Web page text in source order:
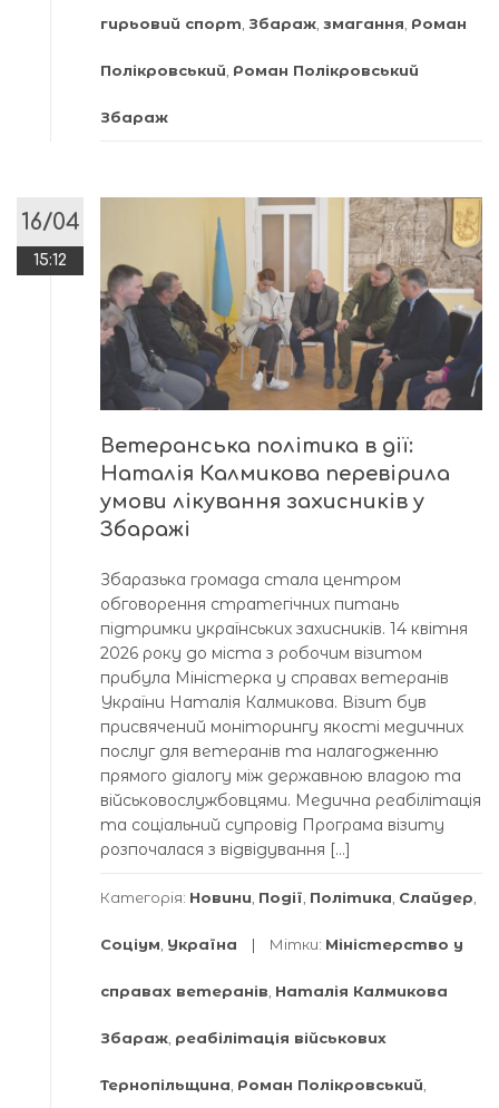
гирьовий спорт Збараж змагання Роман
Полікровський Роман Полікровський
Збараж
16/04
15:12
Ветеранська політика в дії:
Наталія Калмикова перевірила
умови лікування захисників у
Збаражі
Збаразька громада стала центром
обговорення стратегічних питань
підтримки українських захисників. 14 квітня
2026 року до міста з робочим візитом
прибула Міністерка у справах ветеранів
України Наталія Калмикова. Візит був
присвячений моніторингу якості медичних
послуг для ветеранів та налагодженню
прямого діалогу між державною владою та
військовослужбовцями. Медична реабілітація
та соціальний супровід Програма візиту
розпочалася з відвідування […]
Категорія: Новини, Події, Політика, Слайдер,
Соціум, Україна Мітки: Міністерство у
справах ветеранів, Наталія Калмикова
Збараж, реабілітація військових
Тернопільщина, Роман Полікровський,